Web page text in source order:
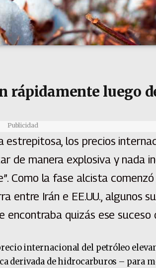
rápidamente luego
Publicidad
estrepitosa, los precios
de manera explosiva y nada
Como la fase alcista comenzó
entre Irán e EE.UU., algunos
encontraba quizás ese suceso
internacional del petróleo
derivada de hidrocarburos – para